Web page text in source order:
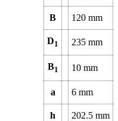
B 120 mm
D1 235 mm
B1 10 mm
a 6 mm
h 202.5 mm